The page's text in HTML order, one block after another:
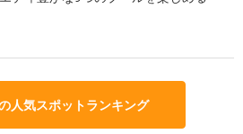
人気スポットランキング